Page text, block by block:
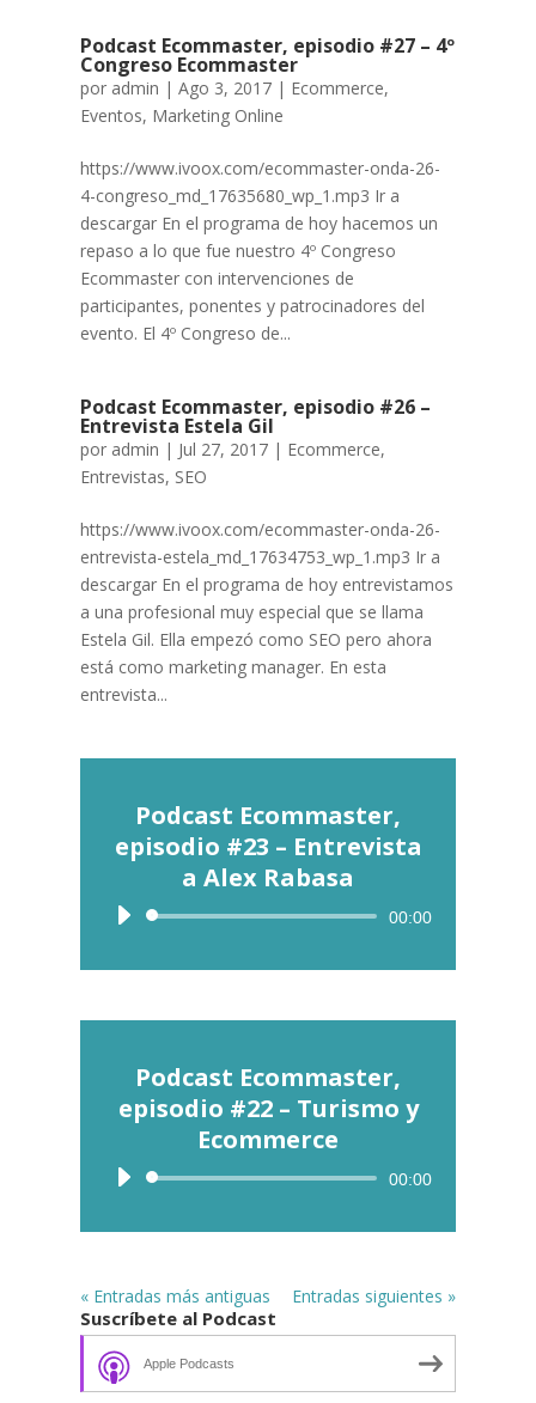
Podcast Ecommaster, episodio #27 – 4º
Congreso Ecommaster
por admin |Ago 3, 2017 | Ecommerce,
Eventos, Marketing Online
https://www.ivoox.com/ecommaster-onda-26-
4-congreso_md_17635680_wp_1.mp3 Ir a
descargar En el programa de hoy hacemos un
repaso a lo que fue nuestro 4º Congreso
Ecommaster con intervenciones de
participantes, ponentes y patrocinadores del
evento. El 4º Congreso de...
Podcast Ecommaster, episodio #26 –
Entrevista Estela Gil
por admin | Jul 27, 2017 | Ecommerce,
Entrevistas, SEO
https://www.ivoox.com/ecommaster-onda-26-
entrevista-estela_md_17634753_wp_1.mp3 Ir a
descargar En el programa de hoy entrevistamos
a una profesional muy especial que se llama
Estela Gil. Ella empezó como SEO pero ahora
está como marketing manager. En esta
entrevista...
Podcast Ecommaster,
episodio #23 – Entrevista
a Alex Rabasa
Reproductor
audio
00:00
Podcast Ecommaster,
episodio #22 – Turismo y
Ecommerce
Reproductor
audio
00:00
« Entradas más antiguas Entradas siguientes »
Suscríbete al Podcast
Apple Podcasts